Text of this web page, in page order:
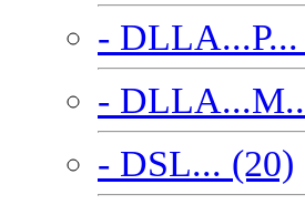
- DLLA...P...
-
- DSL... (20)